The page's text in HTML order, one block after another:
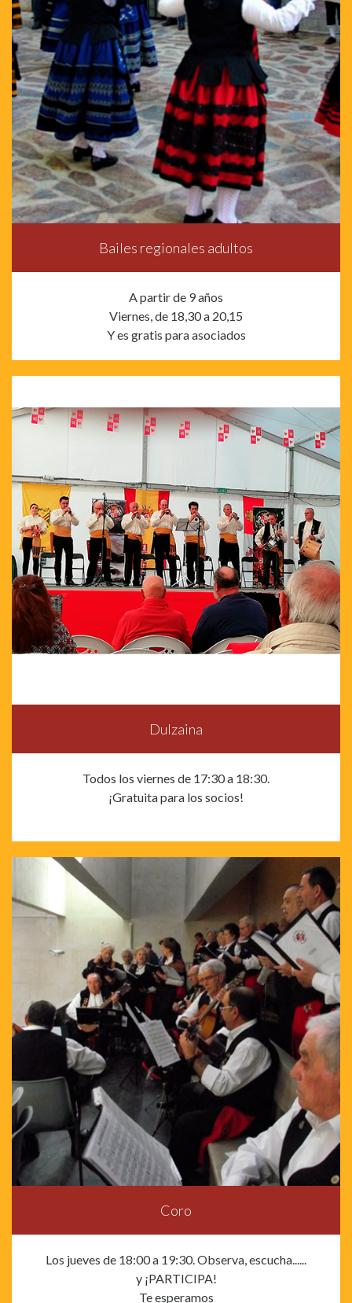
Bailes regionales adultos
A partir de 9 años
Viernes, de 18,30 a 20,15
Y es gratis para asociados
Dulzaina
Todos los viernes de 17:30 a 18:30.
¡Gratuita para los socios!
Coro
Los jueves de 18:00 a 19:30. Observa, escucha......
y ¡PARTICIPA!
Te esperamos